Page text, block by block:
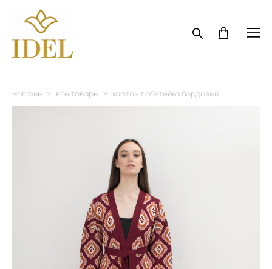
магазин > все товары > кафтан тюбетейка бордовый